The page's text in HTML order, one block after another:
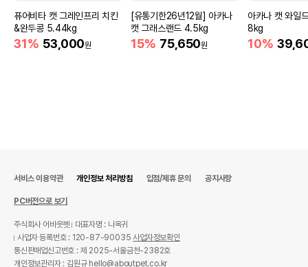
퓨어비타 캣 그레인프리 치킨
&완두콩 5.44kg
31% 53,000원
[유통기한26년12월] 아카나
캣 그래스랜드 4.5kg
15% 75,650원
아카나 캣 와일
8kg
10%
서비스 이용약관 개인정보 처리방침 입점/제휴 문의 공지사항
PC버전으로 보기
주식회사 어바웃펫
대표자명 : 나옥귀
사업자 등록번호 : 120-87-90035사업자정보확인
통신판매업신고번호 : 제 2025-서울금천-2382호
개인정보관리자 : 김원규 hello@aboutpet.co.kr